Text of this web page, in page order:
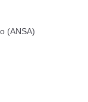
(ANSA)